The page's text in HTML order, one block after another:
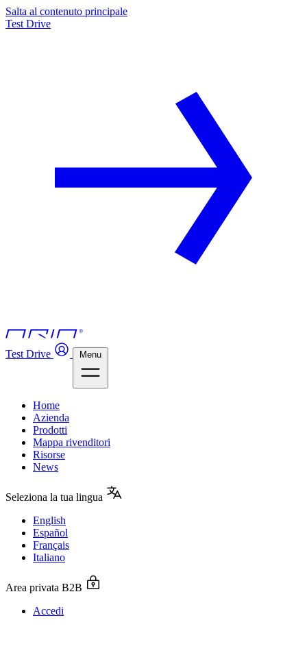
Salta al contenuto principale
Test Drive
Test Drive Menu
Home
Azienda
Prodotti
Mappa rivenditori
Risorse
News
Seleziona la tua lingua
English
Español
Français
Italiano
Area privata B2B
Accedi